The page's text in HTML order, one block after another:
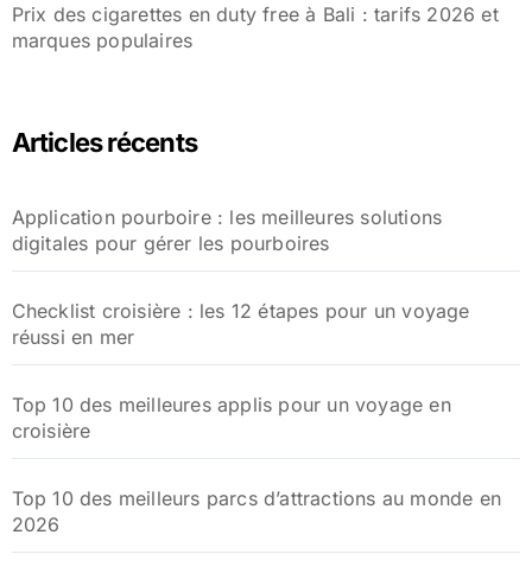
Prix des cigarettes en duty free à Bali : tarifs 2026 et
marques populaires
Articles récents
Application pourboire : les meilleures solutions
digitales pour gérer les pourboires
Checklist croisière : les 12 étapes pour un voyage
réussi en mer
Top 10 des meilleures applis pour un voyage en
croisière
Top 10 des meilleurs parcs d’attractions au monde en
2026